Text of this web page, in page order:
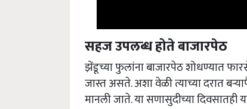
सहज उपलब्ध होते बाजारपेठ
झेंडूच्या फुलांना बाजारपेठ शोधण्यात
जास्त असते. अशा वेळी त्याच्या दरात
मानली जाते. या सणासुदीच्या